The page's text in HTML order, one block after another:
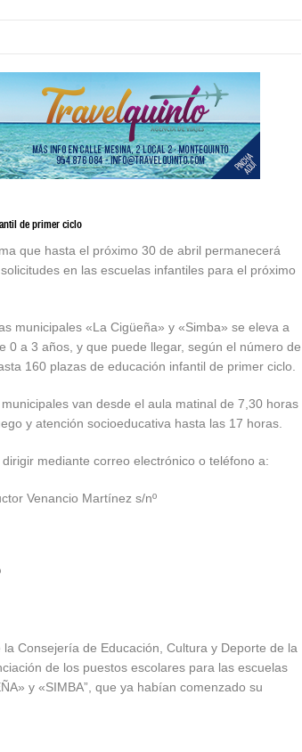
de primer ciclo
que hasta el próximo 30 de abril permanecerá
en las escuelas infantiles para el próximo
municipales «La Cigüeña» y «Simba» se eleva a
0 a 3 años, y que puede llegar, según el número de
160 plazas de educación infantil de primer ciclo.
van desde el aula matinal de 7,30 horas
y atención socioeducativa hasta las 17 horas.
mediante correo electrónico o teléfono a:
Venancio Martínez s/nº
Consejería de Educación, Cultura y Deporte de la
de los puestos escolares para las escuelas
y «SIMBA”, que ya habían comenzado su